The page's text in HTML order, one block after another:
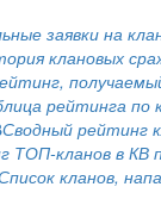
заявки на
клановых
рейтинга по
Сводный рейтинг
ТОП-кланов в КВ
кланов,